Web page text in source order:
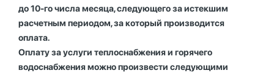
до 10-го числа месяца, следующего за истекшим
расчетным периодом, за который производится
оплата.
Оплату за услуги теплоснабжения и горячего
водоснабжения можно произвести следующими